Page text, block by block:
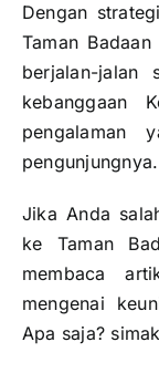
Dengan
Taman
berjalan-jalan
kebanggaan
pengalaman
pengunjungnya.
Jika Anda
ke Taman
membaca
mengenai
Apa saja?